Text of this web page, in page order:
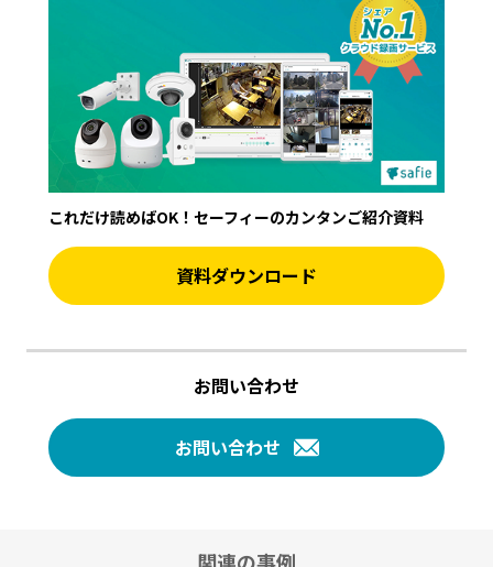
これだけ読めばOK！セーフィーのカンタンご紹介資料
資料ダウンロード
お問い合わせ
お問い合わせ